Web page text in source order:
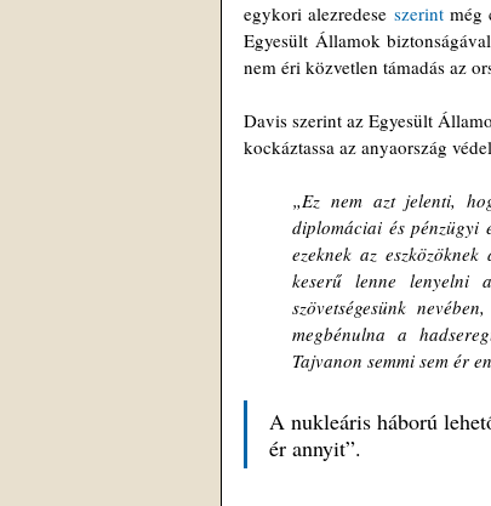
egykori alezredese szerint még
Egyesült Államok
nem éri közvetlen támadás az
Davis szerint az Egyesült
kockáztassa az anyaország
„Ez nem azt jelenti,
diplomáciai és pénzügyi
ezeknek az
keserű lenne lenyelni
szövetségesünk
megbénulna a
Tajvanon semmi sem ér
A nukleáris háború
ér annyit”.